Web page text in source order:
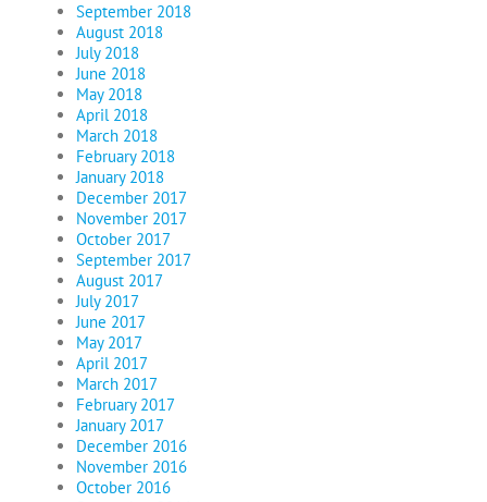
September 2018
August 2018
July 2018
June 2018
May 2018
April 2018
March 2018
February 2018
January 2018
December 2017
November 2017
October 2017
September 2017
August 2017
July 2017
June 2017
May 2017
April 2017
March 2017
February 2017
January 2017
December 2016
November 2016
October 2016